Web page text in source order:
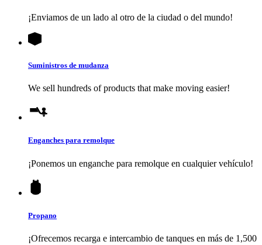
¡Enviamos de un lado al otro de la ciudad o del mundo!
Suministros de mudanza
We sell hundreds of products that make moving easier!
Enganches para remolque
¡Ponemos un enganche para remolque en cualquier vehículo!
Propano
¡Ofrecemos recarga e intercambio de tanques en más de 1,500